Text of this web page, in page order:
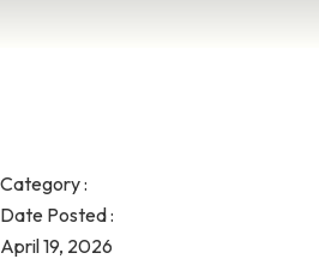
Category :
Date Posted :
April 19, 2026